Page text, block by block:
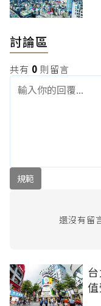
討論區
共有 0 則留言
規範
還沒有留